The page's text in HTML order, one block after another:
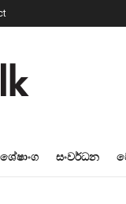
සංවර්ධන